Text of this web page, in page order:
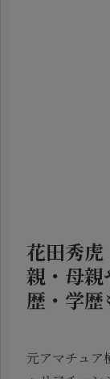
花田秀虎
親・母
歴・学
元アマチュア